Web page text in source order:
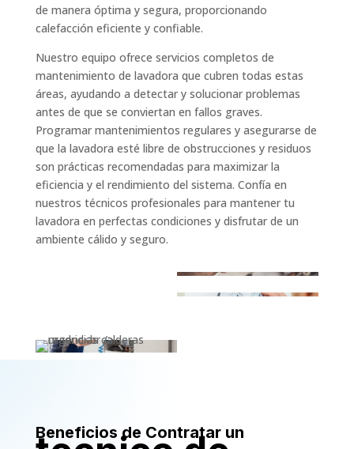
de manera óptima y segura, proporcionando
calefacción eficiente y confiable.
Nuestro equipo ofrece servicios completos de
mantenimiento de lavadora que cubren todas estas
áreas, ayudando a detectar y solucionar problemas
antes de que se conviertan en fallos graves.
Programar mantenimientos regulares y asegurarse de
que la lavadora esté libre de obstrucciones y residuos
son prácticas recomendadas para maximizar la
eficiencia y el rendimiento del sistema. Confía en
nuestros técnicos profesionales para mantener tu
lavadora en perfectas condiciones y disfrutar de un
ambiente cálido y seguro.
Beneficios de Contratar un